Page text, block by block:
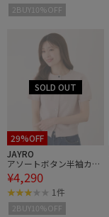
2BUY10%OFF
29%OFF
JAYRO
アソートボタン半袖カー
ディガン
¥4,290
1件
2BUY10%OFF